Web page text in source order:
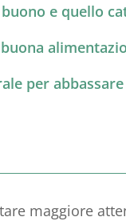
e quello
per
maggiore